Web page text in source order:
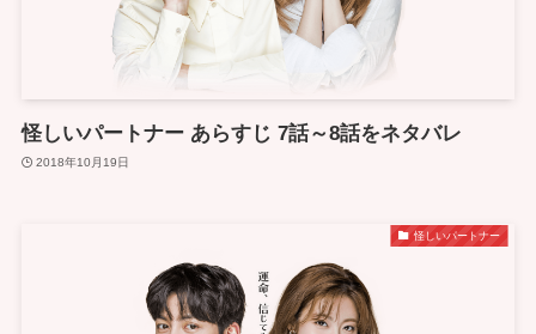
怪しいパートナー あらすじ 7話～8話をネタバレ
2018年10月19日
怪しいパートナー